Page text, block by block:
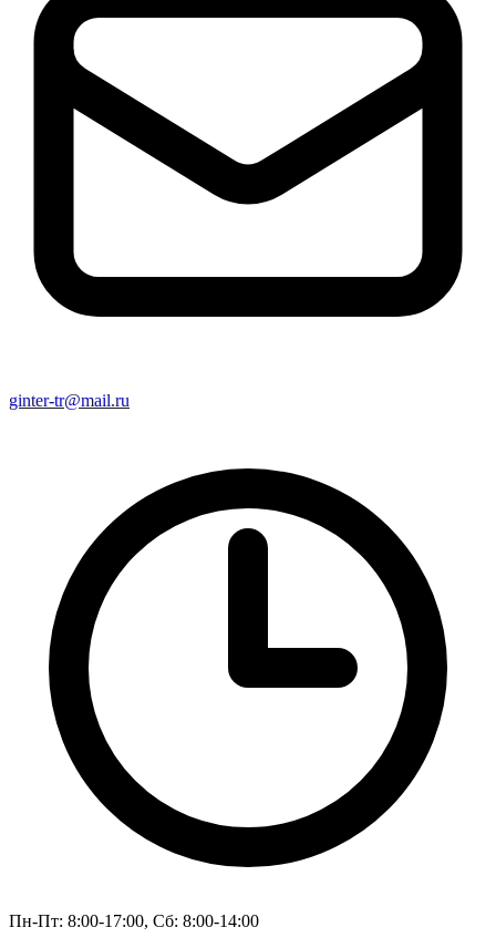
ginter-tr@mail.ru
Пн-Пт: 8:00-17:00, Сб: 8:00-14:00